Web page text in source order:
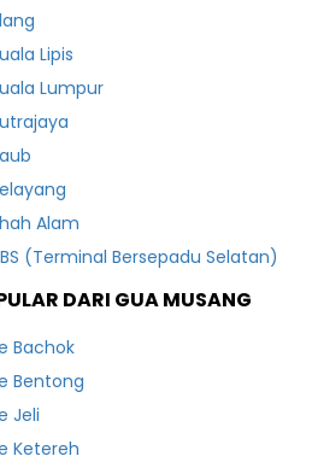
Lipis
Lumpur
Alam
(Terminal Bersepadu Selatan)
DARI GUA MUSANG
Bachok
Bentong
Jeli
Ketereh